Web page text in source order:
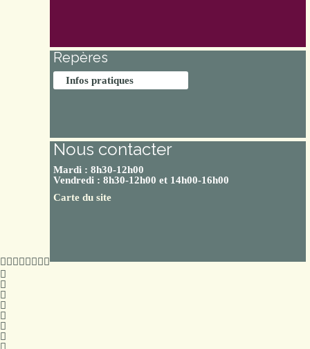
Repères
Infos pratiques
Nous contacter
Mardi : 8h30-12h00
Vendredi : 8h30-12h00 et 14h00-16h00
Carte du site